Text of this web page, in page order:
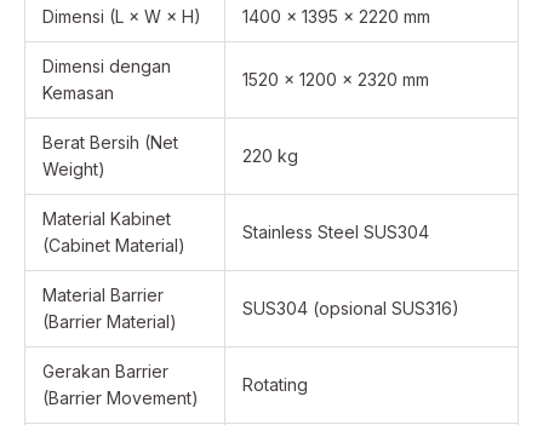
Dimensi (L × W × H) 1400 × 1395 × 2220 mm
Dimensi dengan
Kemasan
1520 × 1200 × 2320 mm
Berat Bersih (Net
Weight)
220 kg
Material Kabinet
(Cabinet Material)
Stainless Steel SUS304
Material Barrier
(Barrier Material)
SUS304 (opsional SUS316)
Gerakan Barrier
(Barrier Movement)
Rotating